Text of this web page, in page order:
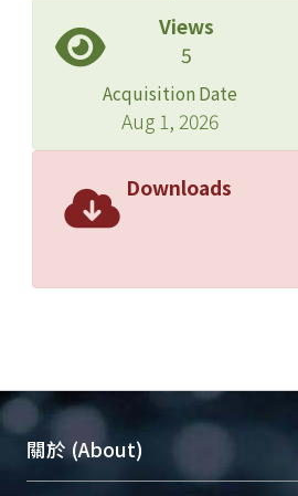
Views
5
Acquisition Date
Aug 1, 2026
Downloads
關於 (About)